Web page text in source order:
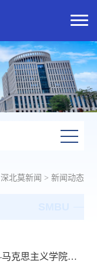
深北莫新闻 > 新闻动态
重走长征路，传承革命精神——马克思主义学院教师赴贵州遵义开展2026年暑期红色文化教育培训